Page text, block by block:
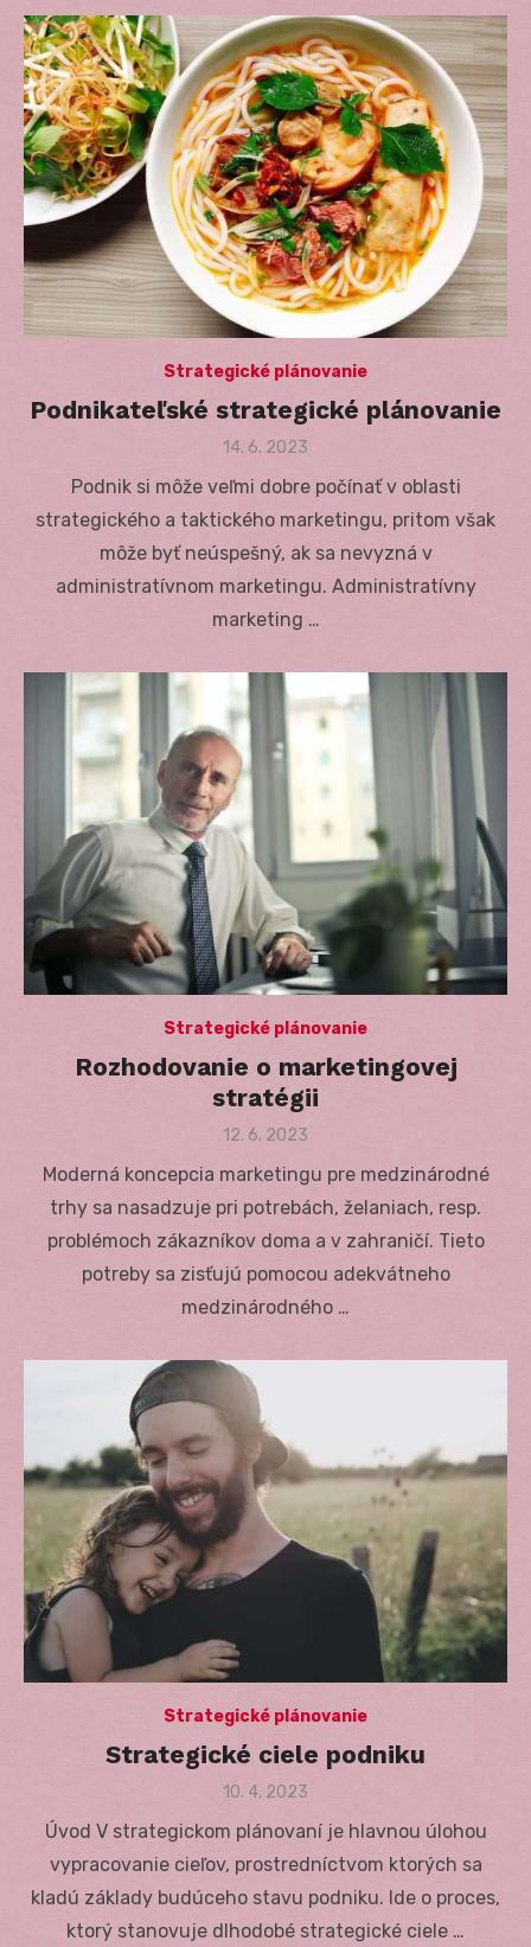
Strategické plánovanie
Podnikateľské strategické plánovanie
Posted
14. 6. 2023
Podnik si môže veľmi dobre počínať v oblasti
strategického a taktického marketingu, pritom však
môže byť neúspešný, ak sa nevyzná v
administratívnom marketingu. Administratívny
marketing …
Strategické plánovanie
Rozhodovanie o marketingovej
stratégii
Posted
12. 6. 2023
Moderná koncepcia marketingu pre medzinárodné
trhy sa nasadzuje pri potrebách, želaniach, resp.
problémoch zákazníkov doma a v zahraničí. Tieto
potreby sa zisťujú pomocou adekvátneho
medzinárodného …
Strategické plánovanie
Strategické ciele podniku
Posted
10. 4. 2023
Úvod V strategickom plánovaní je hlavnou úlohou
vypracovanie cieľov, prostredníctvom ktorých sa
kladú základy budúceho stavu podniku. Ide o proces,
ktorý stanovuje dlhodobé strategické ciele …